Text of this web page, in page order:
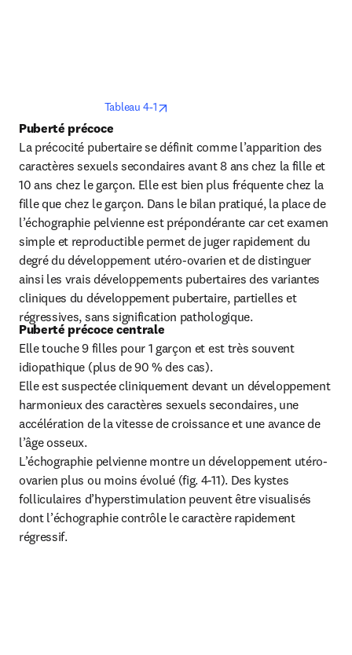
Tableau 4-1
Puberté précoce
La précocité pubertaire se définit comme l’apparition des
caractères sexuels secondaires avant 8 ans chez la fille et
10 ans chez le garçon. Elle est bien plus fréquente chez la
fille que chez le garçon. Dans le bilan pratiqué, la place de
l’échographie pelvienne est prépondérante car cet examen
simple et reproductible permet de juger rapidement du
degré du développement utéro-ovarien et de distinguer
ainsi les vrais développements pubertaires des variantes
cliniques du développement pubertaire, partielles et
régressives, sans signification pathologique.
Puberté précoce centrale
Elle touche 9 filles pour 1 garçon et est très souvent
idiopathique (plus de 90 % des cas).
Elle est suspectée cliniquement devant un développement
harmonieux des caractères sexuels secondaires, une
accélération de la vitesse de croissance et une avance de
l’âge osseux.
L’échographie pelvienne montre un développement utéro-
ovarien plus ou moins évolué (fig. 4-11). Des kystes
folliculaires d’hyperstimulation peuvent être visualisés
dont l’échographie contrôle le caractère rapidement
régressif.